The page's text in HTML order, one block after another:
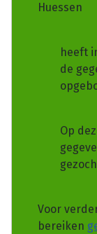
Huessen
heeft
de
Op
Voor
bereiken